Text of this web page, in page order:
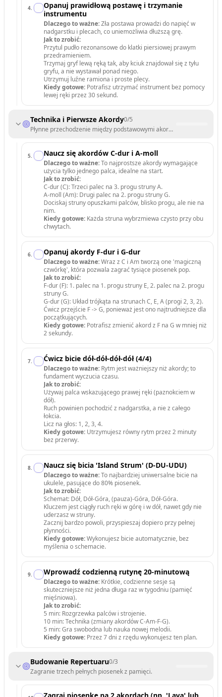
4.
Opanuj prawidłową postawę i trzymanie
instrumentu
Dlaczego to ważne:Zła postawa prowadzi do napięć w
nadgarstku i plecach, co uniemożliwia dłuższą grę.
Jak to zrobić:
Przytul pudło rezonansowe do klatki piersiowej prawym
przedramieniem.
Trzymaj gryf lewą ręką tak, aby kciuk znajdował się z tyłu
gryfu, a nie wystawał ponad niego.
Utrzymuj luźne ramiona i proste plecy.
Kiedy gotowe: Potrafisz utrzymać instrument bez pomocy
lewej ręki przez 30 sekund.
Technika i Pierwsze Akordy0/5
Płynne przechodzenie między podstawowymi akordami i opanowanie
5. Naucz się akordów C-dur i A-moll
Dlaczego to ważne:To najprostsze akordy wymagające
użycia tylko jednego palca, idealne na start.
Jak to zrobić:
C-dur (C): Trzeci palec na 3. progu struny A.
A-moll (Am): Drugi palec na 2. progu struny G.
Dociskaj struny opuszkami palców, blisko progu, ale nie na
nim.
Kiedy gotowe: Każda struna wybrzmiewa czysto przy obu
chwytach.
6. Opanuj akordy F-dur i G-dur
Dlaczego to ważne:Wraz z C i Am tworzą one 'magiczną
czwórkę', która pozwala zagrać tysiące piosenek pop.
Jak to zrobić:
F-dur (F): 1. palec na 1. progu struny E, 2. palec na 2. progu
struny G.
G-dur (G): Układ trójkąta na strunach C, E, A (progi 2, 3, 2).
Ćwicz przejście F -> G, ponieważ jest ono najtrudniejsze dla
początkujących.
Kiedy gotowe: Potrafisz zmienić akord z F na G w mniej niż
2 sekundy.
7. Ćwicz bicie dół-dół-dół-dół (4/4)
Dlaczego to ważne: Rytm jest ważniejszy niż akordy; to
fundament wyczucia czasu.
Jak to zrobić:
Używaj palca wskazującego prawej ręki (paznokciem w
dół).
Ruch powinien pochodzić z nadgarstka, a nie z całego
łokcia.
Licz na głos: 1, 2, 3, 4.
Kiedy gotowe: Utrzymujesz równy rytm przez 2 minuty
bez przerwy.
8. Naucz się bicia 'Island Strum' (D-DU-UDU)
Dlaczego to ważne:To najbardziej uniwersalne bicie na
ukulele, pasujące do 80% piosenek.
Jak to zrobić:
Schemat: Dół, Dół-Góra, (pauza)-Góra, Dół-Góra.
Kluczem jest ciągły ruch ręki w górę i w dół, nawet gdy nie
uderzasz w struny.
Zacznij bardzo powoli, przyspieszaj dopiero przy pełnej
płynności.
Kiedy gotowe:Wykonujesz bicie automatycznie, bez
myślenia o schemacie.
9. Wprowadź codzienną rutynę 20-minutową
Dlaczego to ważne: Krótkie, codzienne sesje są
skuteczniejsze niż jedna długa raz w tygodniu (pamięć
mięśniowa).
Jak to zrobić:
5 min: Rozgrzewka palców i strojenie.
10 min: Technika (zmiany akordów C-Am-F-G).
5 min: Gra swobodna lub nauka nowej melodii.
Kiedy gotowe: Przez 7 dni z rzędu wykonujesz ten plan.
Budowanie Repertuaru0/3
Zagranie trzech pełnych piosenek z pamięci.